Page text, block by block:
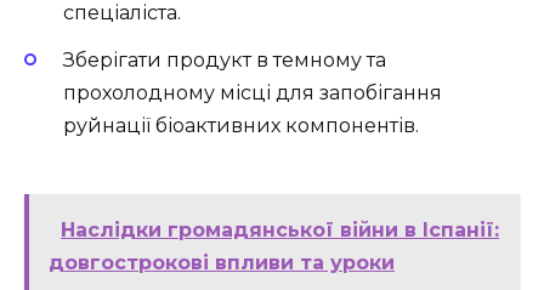
спеціаліста.
Зберігати продукт в темному та
прохолодному місці для запобігання
руйнації біоактивних компонентів.
Наслідки громадянської війни в Іспанії:
довгострокові впливи та уроки